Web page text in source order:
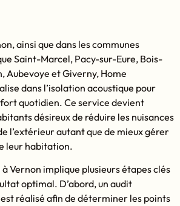
ainsi que dans les communes
Saint-Marcel, Pacy-sur-Eure, Bois-
Aubevoye et Giverny, Home
dans l’isolation acoustique pour
quotidien. Ce service devient
désireux de réduire les nuisances
l’extérieur autant que de mieux gérer
leur habitation.
à Vernon implique plusieurs étapes clés
optimal. D’abord, un audit
réalisé afin de déterminer les points